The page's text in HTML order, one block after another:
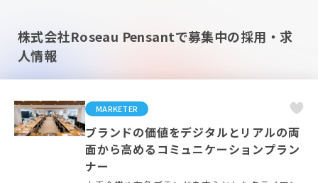
株式会社Roseau Pensantで募集中の採用・求
人情報
MARKETER
ブランドの価値をデジタルとリアルの両
面から高めるコミュニケーションプラン
ナー